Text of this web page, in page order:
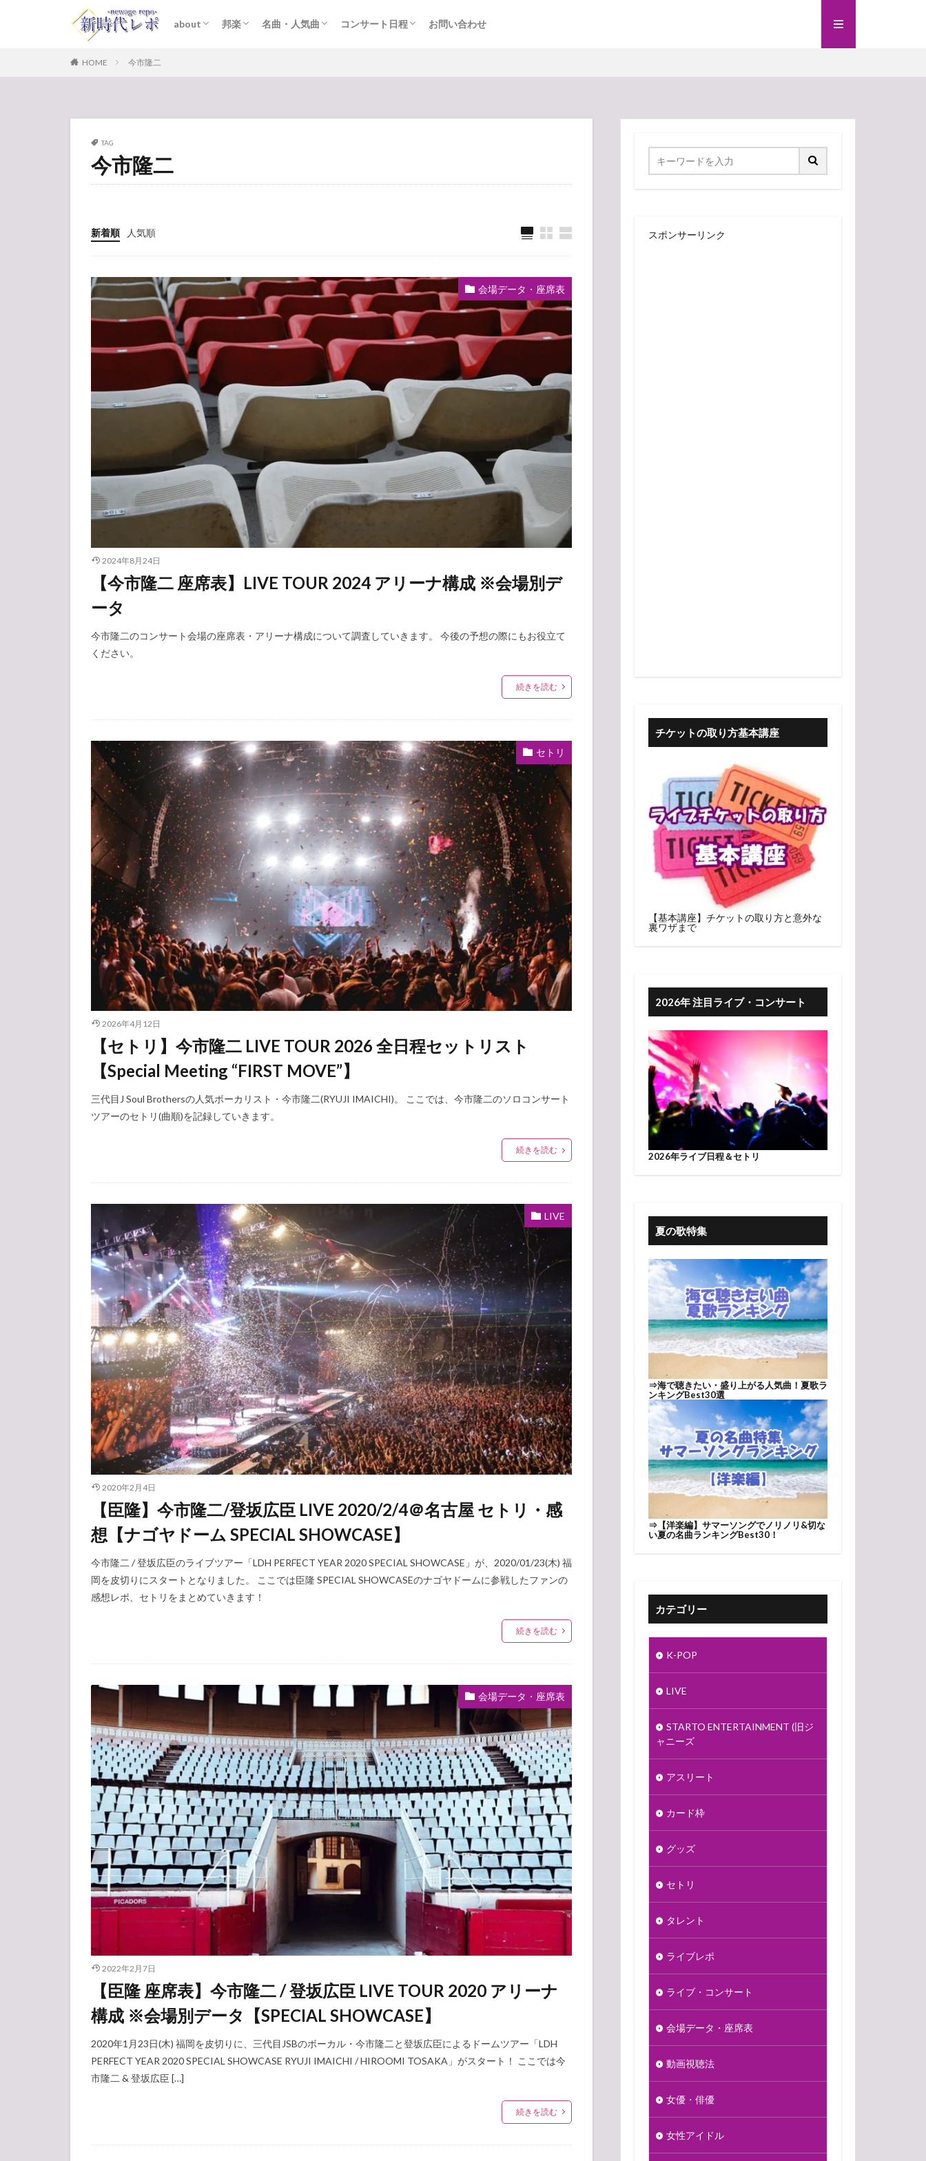
about 邦楽 名曲・人気曲 コンサート日程 お問い合わせ
HOME 今市隆二
TAG
今市隆二
新着順 人気順
会場データ・座席表
2024年8月24日
【今市隆二 座席表】LIVE TOUR 2024 アリーナ構成 ※会場別デ
ータ
今市隆二のコンサート会場の座席表・アリーナ構成について調査していきます。 今後の予想の際にもお役立て
ください。
続きを読む
セトリ
2026年4月12日
【セトリ】今市隆二 LIVE TOUR 2026 全日程セットリスト
【Special Meeting “FIRST MOVE”】
三代目J Soul Brothersの人気ボーカリスト・今市隆二(RYUJI IMAICHI)。 ここでは、今市隆二のソロコンサート
ツアーのセトリ(曲順)を記録していきます。
続きを読む
LIVE
2020年2月4日
【臣隆】今市隆二/登坂広臣 LIVE 2020/2/4＠名古屋 セトリ・感
想【ナゴヤドーム SPECIAL SHOWCASE】
今市隆二 / 登坂広臣のライブツアー「LDH PERFECT YEAR 2020 SPECIAL SHOWCASE」が、2020/01/23(木) 福
岡を皮切りにスタートとなりました。 ここでは臣隆 SPECIAL SHOWCASEのナゴヤドームに参戦したファンの
感想レポ、セトリをまとめていきます！
続きを読む
会場データ・座席表
2022年2月7日
【臣隆 座席表】今市隆二 / 登坂広臣 LIVE TOUR 2020 アリーナ
構成 ※会場別データ【SPECIAL SHOWCASE】
2020年1月23日(木) 福岡を皮切りに、三代目JSBのボーカル・今市隆二と登坂広臣によるドームツアー「LDH
PERFECT YEAR 2020 SPECIAL SHOWCASE RYUJI IMAICHI / HIROOMI TOSAKA」がスタート！ ここでは今
市隆二 & 登坂広臣 […]
続きを読む
スポンサーリンク
チケットの取り方基本講座
【基本講座】チケットの取り方と意外な
裏ワザまで
2026年 注目ライブ・コンサート
2026年ライブ日程＆セトリ
夏の歌特集
⇒海で聴きたい・盛り上がる人気曲！夏歌ラ
ンキングBest30選
⇒ 【洋楽編】サマーソングでノリノリ&切な
い夏の名曲ランキングBest30！
カテゴリー
K-POP
LIVE
STARTO ENTERTAINMENT (旧ジ
ャニーズ
アスリート
カード枠
グッズ
セトリ
タレント
ライブレポ
ライブ・コンサート
会場データ・座席表
動画視聴法
女優・俳優
女性アイドル